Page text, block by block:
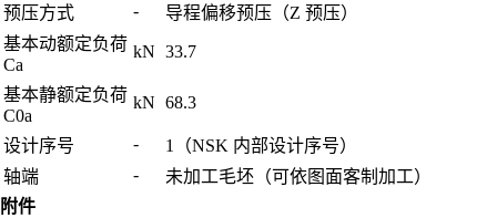
预压方式
-
导程偏移预压（Z 预压）
基本动额定负荷
Ca
kN 33.7
基本静额定负荷
C0a
kN 68.3
设计序号 -
1（NSK 内部设计序号）
轴端
-
未加工毛坯（可依图面客制加工）
附件